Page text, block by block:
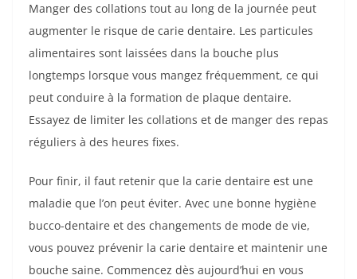
Manger des collations tout au long de la journée peut
augmenter le risque de carie dentaire. Les particules
alimentaires sont laissées dans la bouche plus
longtemps lorsque vous mangez fréquemment, ce qui
peut conduire à la formation de plaque dentaire.
Essayez de limiter les collations et de manger des repas
réguliers à des heures fixes.
Pour finir, il faut retenir que la carie dentaire est une
maladie que l’on peut éviter. Avec une bonne hygiène
bucco-dentaire et des changements de mode de vie,
vous pouvez prévenir la carie dentaire et maintenir une
bouche saine. Commencez dès aujourd’hui en vous